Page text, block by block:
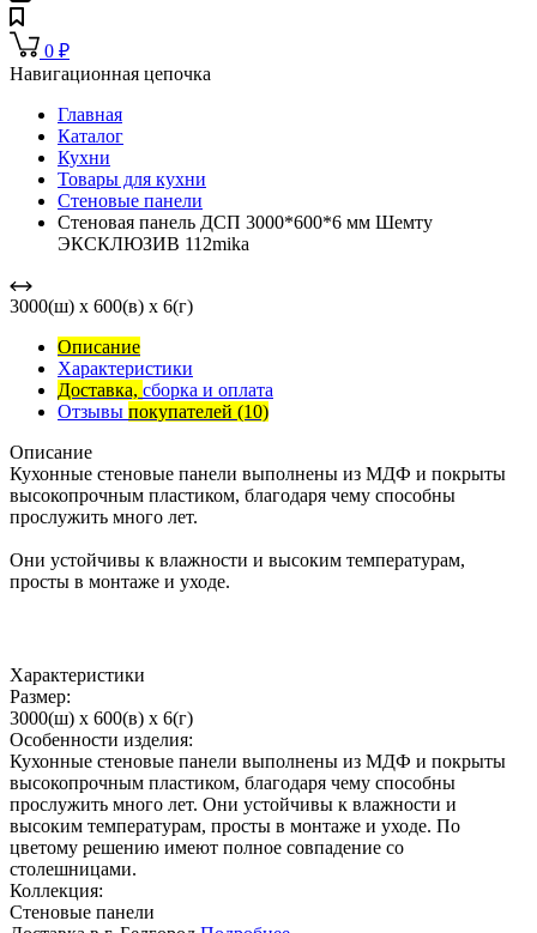
0 ₽
Навигационная цепочка
Главная
Каталог
Кухни
Товары для кухни
Стеновые панели
Стеновая панель ДСП 3000*600*6 мм Шемту
ЭКСКЛЮЗИВ 112mika
3000(ш) x 600(в) x 6(г)
Описание
Характеристики
Доставка, сборка и оплата
Отзывы покупателей (10)
Описание
Кухонные стеновые панели выполнены из МДФ и покрыты
высокопрочным пластиком, благодаря чему способны
прослужить много лет.
Они устойчивы к влажности и высоким температурам,
просты в монтаже и уходе.
Характеристики
Размер:
3000(ш) x 600(в) x 6(г)
Особенности изделия:
Кухонные стеновые панели выполнены из МДФ и покрыты
высокопрочным пластиком, благодаря чему способны
прослужить много лет. Они устойчивы к влажности и
высоким температурам, просты в монтаже и уходе. По
цветому решению имеют полное совпадение со
столешницами.
Коллекция:
Стеновые панели